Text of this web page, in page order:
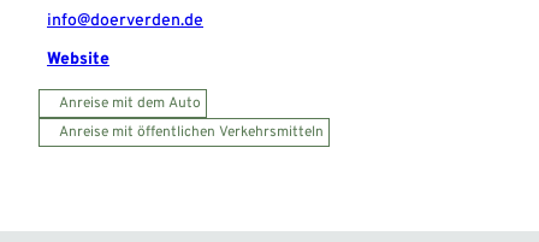
info@doerverden.de
Website
Anreise mit dem Auto
Anreise mit öffentlichen Verkehrsmitteln